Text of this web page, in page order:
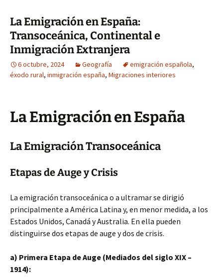
La Emigración en España:
Transoceánica, Continental e
Inmigración Extranjera
6 octubre, 2024 Geografía emigración española,
éxodo rural, inmigración españa, Migraciones interiores
La Emigración en España
La Emigración Transoceánica
Etapas de Auge y Crisis
La emigración transoceánica o a ultramar se dirigió
principalmente a América Latina y, en menor medida, a los
Estados Unidos, Canadá y Australia. En ella pueden
distinguirse dos etapas de auge y dos de crisis.
a) Primera Etapa de Auge (Mediados del siglo XIX –
1914):